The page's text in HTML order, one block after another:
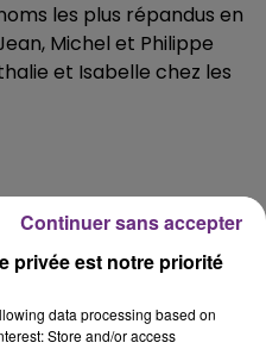
les plus répandus en
Michel et Philippe
et Isabelle chez les
privée est notre priorité
data processing based on
Store and/or access
Continuer sans accepter